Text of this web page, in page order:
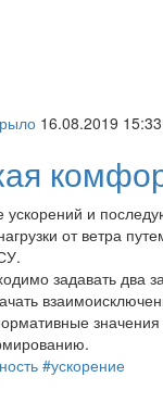
16.08.2019
ускорений и
от ветра
задавать два
#ускорение